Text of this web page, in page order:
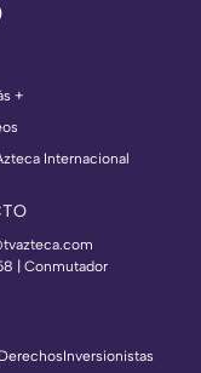
+
Internacional
| Conmutador
DerechosInversionistas